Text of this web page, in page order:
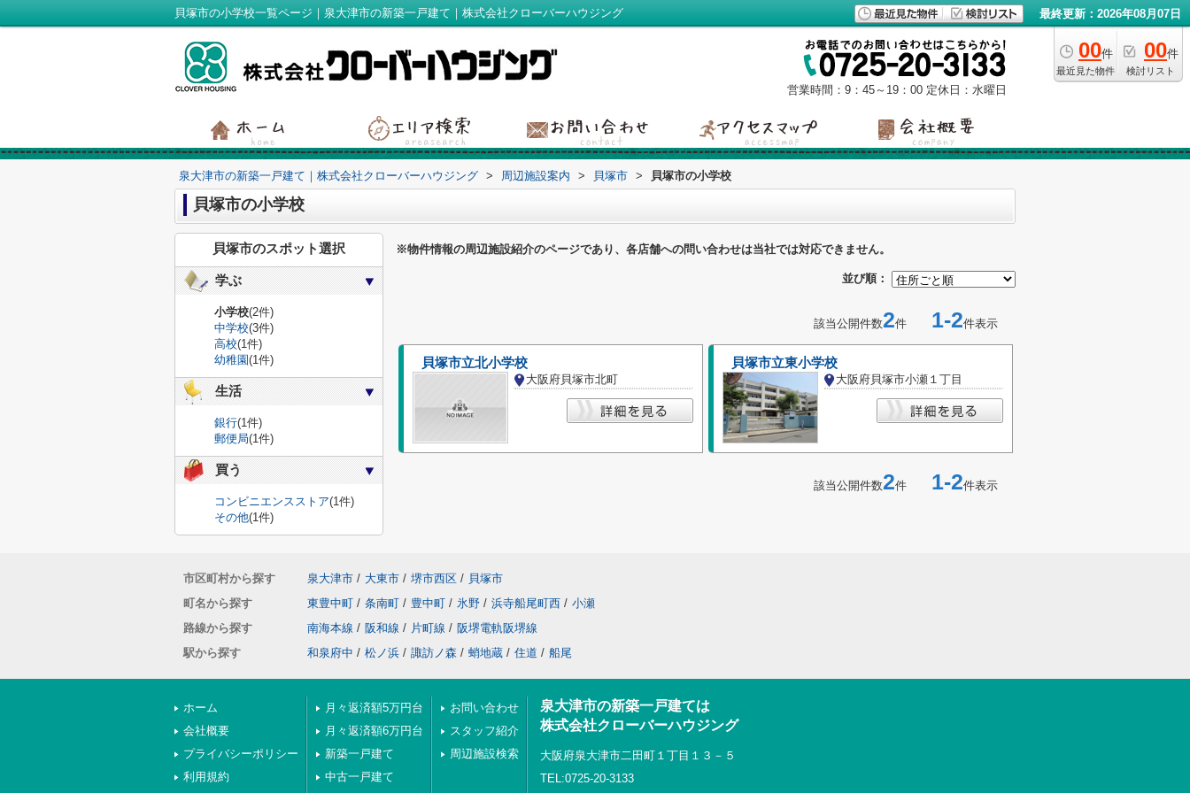
貝塚市の小学校一覧ページ｜泉大津市の新築一戸建て｜株式会社クローバーハウジング 最終更新：2026年08月07日
00件
最近見た物件
00件
検討リスト
営業時間：9：45～19：00 定休日：水曜日
泉大津市の新築一戸建て｜株式会社クローバーハウジング > 周辺施設案内 > 貝塚市 > 貝塚市の小学校
貝塚市の小学校
※物件情報の周辺施設紹介のページであり、各店舗への問い合わせは当社では対応できません。
並び順：
該当公開件数2件 1-2件表示
貝塚市立北小学校
大阪府貝塚市北町
貝塚市立東小学校
大阪府貝塚市小瀬１丁目
該当公開件数2件 1-2件表示
貝塚市のスポット選択
学ぶ
小学校(2件)
中学校(3件)
高校(1件)
幼稚園(1件)
生活
銀行(1件)
郵便局(1件)
買う
コンビニエンスストア(1件)
その他(1件)
市区町村から探す 泉大津市 / 大東市 / 堺市西区 / 貝塚市
町名から探す
東豊中町 / 条南町 / 豊中町 / 氷野 / 浜寺船尾町西 / 小瀬
路線から探す
南海本線 / 阪和線 / 片町線 / 阪堺電軌阪堺線
駅から探す
和泉府中 / 松ノ浜 / 諏訪ノ森 / 蛸地蔵 / 住道 / 船尾
ホーム
会社概要
プライバシーポリシー
利用規約
月々返済額5万円台
月々返済額6万円台
新築一戸建て
中古一戸建て
お問い合わせ
スタッフ紹介
周辺施設検索
泉大津市の新築一戸建ては
株式会社クローバーハウジング
大阪府泉大津市二田町１丁目１３－５
TEL:0725-20-3133